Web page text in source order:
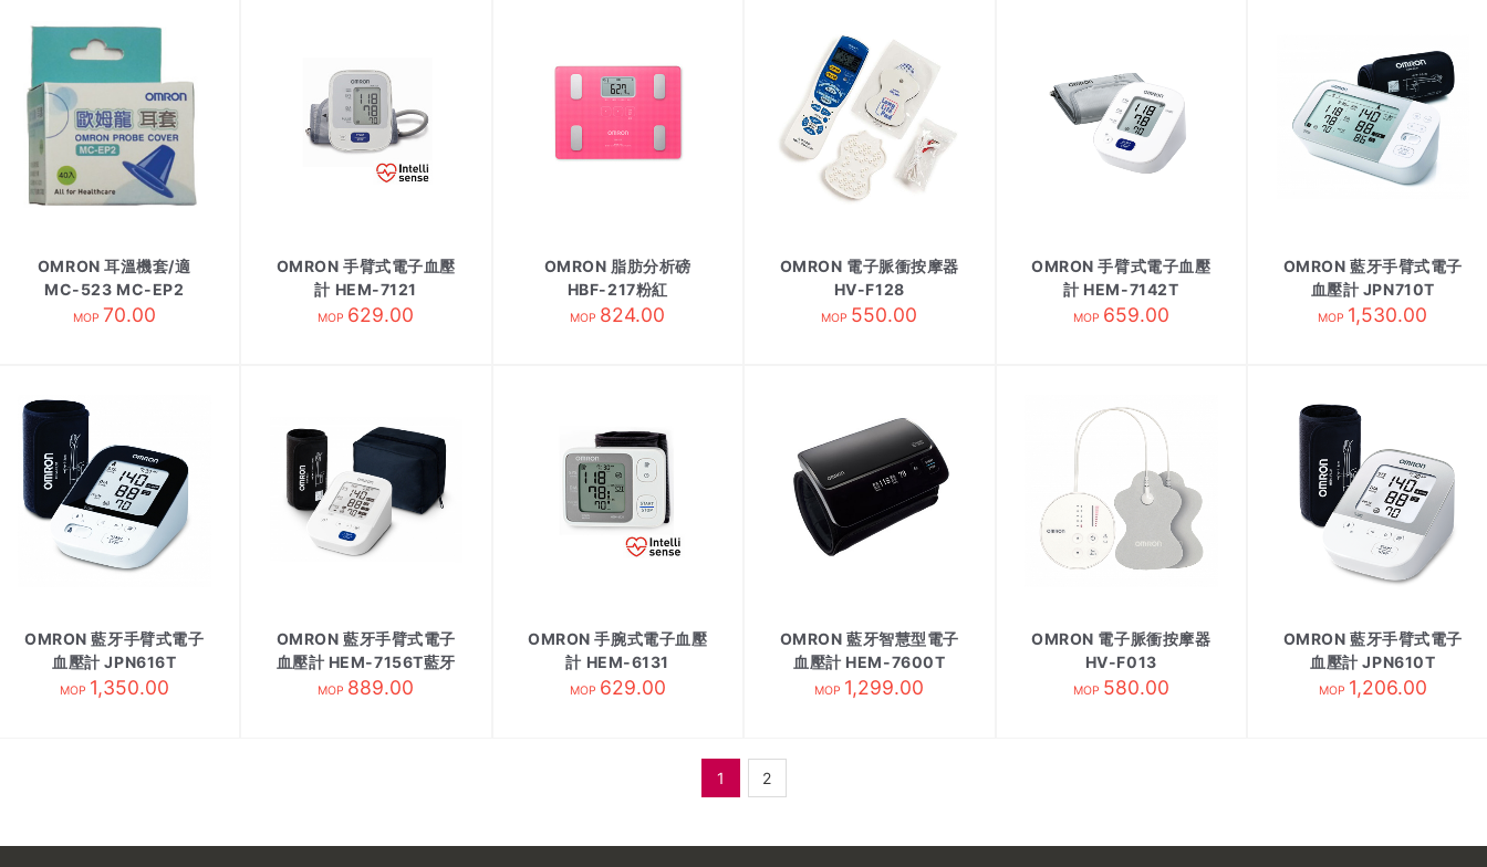
OMRON 耳溫機套/適
MC-523 MC-EP2
MOP 70.00
OMRON 手臂式電子血壓
計 HEM-7121
MOP 629.00
OMRON 脂肪分析磅
HBF-217粉紅
MOP 824.00
OMRON 電子脈衝按摩器
HV-F128
MOP 550.00
OMRON 手臂式電子血壓
計 HEM-7142T
MOP 659.00
OMRON 藍牙手臂式電子
血壓計 JPN710T
MOP 1,530.00
OMRON 藍牙手臂式電子
血壓計 JPN616T
MOP 1,350.00
OMRON 藍牙手臂式電子
血壓計 HEM-7156T藍牙
MOP 889.00
OMRON 手腕式電子血壓
計 HEM-6131
MOP 629.00
OMRON 藍牙智慧型電子
血壓計 HEM-7600T
MOP 1,299.00
OMRON 電子脈衝按摩器
HV-F013
MOP 580.00
OMRON 藍牙手臂式電子
血壓計 JPN610T
MOP 1,206.00
1 2